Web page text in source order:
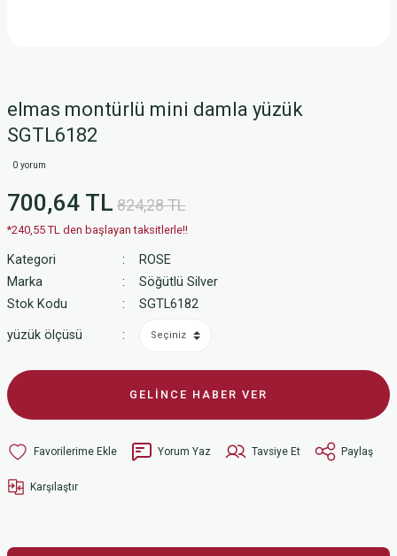
elmas montürlü mini damla yüzük
SGTL6182
0 yorum
700,64 TL 824,28 TL
*240,55 TL den başlayan taksitlerle!!
Kategori
ROSE
Marka
Söğütlü Silver
Stok Kodu
SGTL6182
yüzük ölçüsü
GELİNCE HABER VER
Yorum Yaz Tavsiye Et Paylaş
Karşılaştır